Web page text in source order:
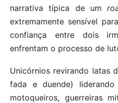
narrativa típica de um
extremamente sensível
confiança entre dois
enfrentam o processo de
Unicórnios revirando latas
fada e duende) liderando
motoqueiros, guerreiras